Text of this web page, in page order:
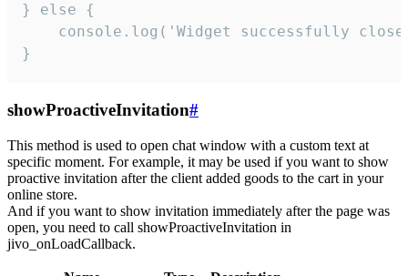
} else {
console.log('Widget successfully
}
showProactiveInvitation#
This method is used to open chat window with a custom text at
specific moment. For example, it may be used if you want to show
proactive invitation after the client added goods to the cart in your
online store.
And if you want to show invitation immediately after the page was
open, you need to call showProactiveInvitation in
jivo_onLoadCallback.